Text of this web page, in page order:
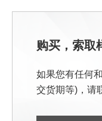
购买，索取
如果您有任何
交货期等)，请